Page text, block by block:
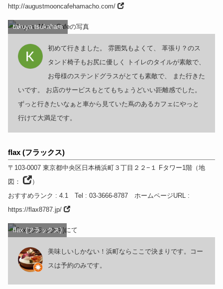
http://augustmooncafehamacho.com/
takuya tsukahara
初めて行きました。 雰囲気もよくて、 革張り？のス
タンド椅子もお尻に優しく トイレのタイルが素敵で、
お母様のステンドグラスがとても素敵で、 また行きた
いです。 お店のサービスもとてもちょうどいい距離感でした。
ずっと行きたいなぁと車から見ていた蔦のあるカフェにやっと
行けて大満足です。
flax (フラックス)
〒103-0007 東京都中央区日本橋浜町３丁目２２−１ Fタワー1階（地
図：
）
おすすめランク : 4.1 Tel : 03-3666-8787 ホームページURL:
https://flax8787.jp/
flax (フラックス)
美味しいしかない！浜町ならここで決まりです。コー
スは予約のみです。